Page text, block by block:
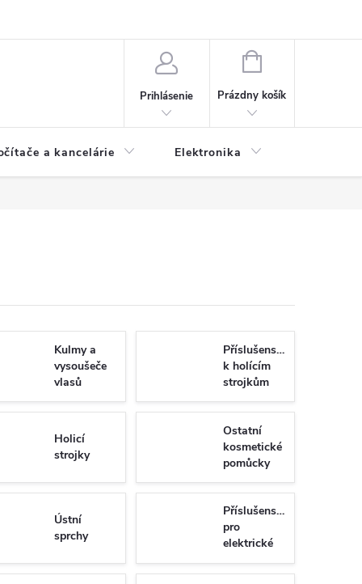
Prihlásenie
NÁKUPNÝ
Prázdny košík
a kancelárie Elektronika
Kulmy a
vysoušeče
vlasů
Příslušenství
k holícím
strojkům
Holicí
strojky
Ostatní
kosmetické
pomůcky
Ústní
sprchy
Příslušenství
pro
elektrické
zubní
kartáčky